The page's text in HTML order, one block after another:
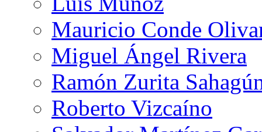
Mauricio Conde
Miguel Ángel Rivera
Ramón Zurita
Roberto Vizcaíno